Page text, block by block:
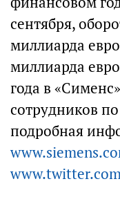
сентября,
миллиарда
миллиарда
года в
сотрудников
подробная